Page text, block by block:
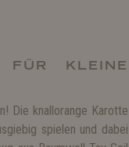
FÜR KLEINE
Die knallorange Karotte
spielen und dabei